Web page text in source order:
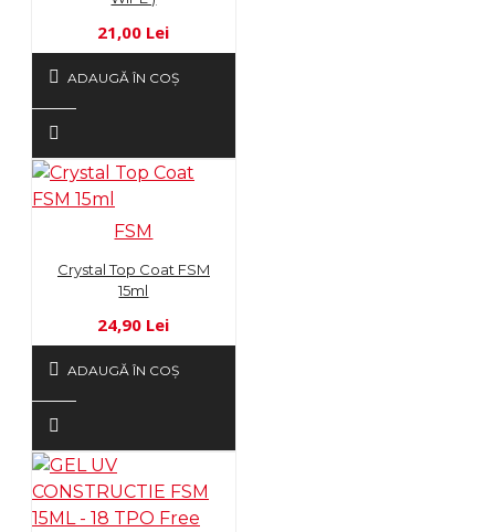
21,00 Lei
ADAUGĂ ÎN COŞ
FSM
Crystal Top Coat FSM
15ml
24,90 Lei
ADAUGĂ ÎN COŞ